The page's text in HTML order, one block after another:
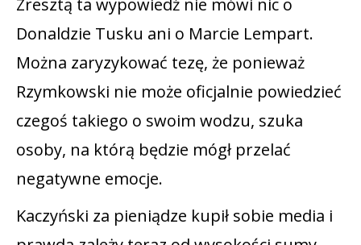
Donaldzie Tusku ani o Marcie Lempart.
Można zaryzykować tezę, że ponieważ
Rzymkowski nie może oficjalnie powiedzieć
czegoś takiego o swoim wodzu, szuka
osoby, na którą będzie mógł przelać
negatywne emocje.
Kaczyński za pieniądze kupił sobie media i